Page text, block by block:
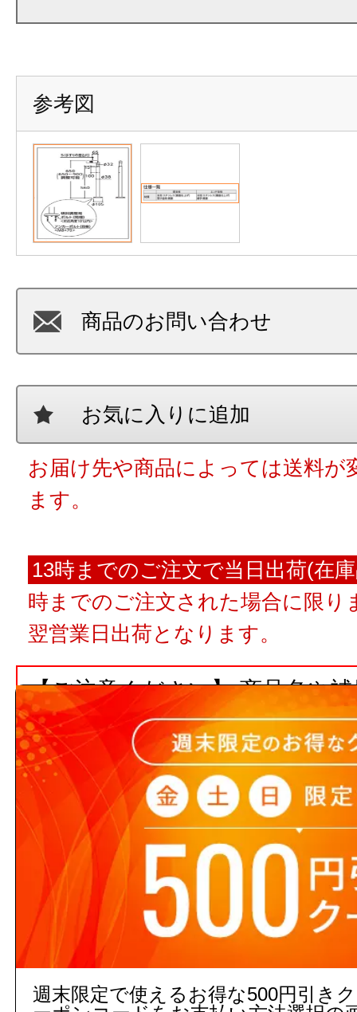
参考図
商品のお問い合わせ
お気に入りに追加
お届け先や商品によっては送料が
ます。
13時までのご注文で当日出荷(在
時までのご注文された場合に限り
翌営業日出荷となります。
【ご注意ください】 商品名や
ト数が入っていない場合、単品
注文の際の合計金額は発注単位
でご注意下さい。
3,000円以上 (税込) のご注文
５営業日出荷(メーカー手配品)
商品コード：
販売価格
週末限定で使えるお得な500円引き